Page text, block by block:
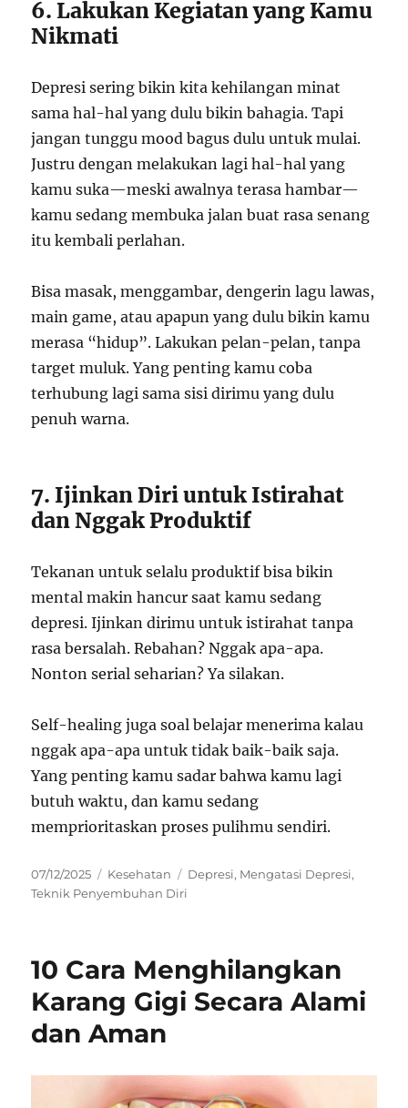
6. Lakukan Kegiatan yang Kamu
Nikmati
Depresi sering bikin kita kehilangan minat
sama hal-hal yang dulu bikin bahagia. Tapi
jangan tunggu mood bagus dulu untuk mulai.
Justru dengan melakukan lagi hal-hal yang
kamu suka—meski awalnya terasa hambar—
kamu sedang membuka jalan buat rasa senang
itu kembali perlahan.
Bisa masak, menggambar, dengerin lagu lawas,
main game, atau apapun yang dulu bikin kamu
merasa “hidup”. Lakukan pelan-pelan, tanpa
target muluk. Yang penting kamu coba
terhubung lagi sama sisi dirimu yang dulu
penuh warna.
7. Ijinkan Diri untuk Istirahat
dan Nggak Produktif
Tekanan untuk selalu produktif bisa bikin
mental makin hancur saat kamu sedang
depresi. Ijinkan dirimu untuk istirahat tanpa
rasa bersalah. Rebahan? Nggak apa-apa.
Nonton serial seharian? Ya silakan.
Self-healing juga soal belajar menerima kalau
nggak apa-apa untuk tidak baik-baik saja.
Yang penting kamu sadar bahwa kamu lagi
butuh waktu, dan kamu sedang
memprioritaskan proses pulihmu sendiri.
Posted
on
07/12/2025 Categories
Kesehatan Tags
Depresi, Mengatasi Depresi,
Teknik Penyembuhan Diri
10 Cara Menghilangkan
Karang Gigi Secara Alami
dan Aman